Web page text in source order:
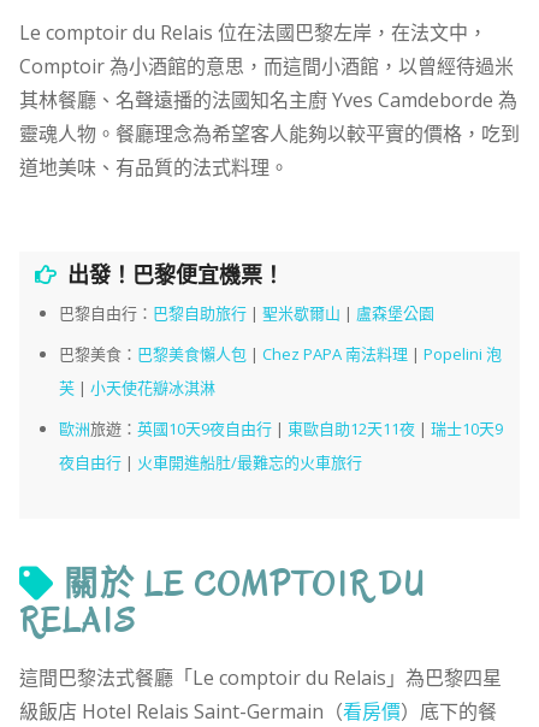
Le comptoir du Relais 位在法國巴黎左岸，在法文中，
Comptoir 為小酒館的意思，而這間小酒館，以曾經待過米
其林餐廳、名聲遠播的法國知名主廚 Yves Camdeborde 為
靈魂人物。餐廳理念為希望客人能夠以較平實的價格，吃到
道地美味、有品質的法式料理。
出發！巴黎便宜機票！
巴黎自由行： 巴黎自助旅行| 聖米歇爾山 | 盧森堡公園
巴黎美食： 巴黎美食懶人包| Chez PAPA 南法料理| Popelini 泡
芙| 小天使花瓣冰淇淋
歐洲旅遊： 英國10天9夜自由行| 東歐自助12天11夜| 瑞士10天9
夜自由行| 火車開進船肚/最難忘的火車旅行
關於 LE COMPTOIR DU
RELAIS
這間巴黎法式餐廳「Le comptoir du Relais」為巴黎四星
級飯店 Hotel Relais Saint-Germain（看房價）底下的餐